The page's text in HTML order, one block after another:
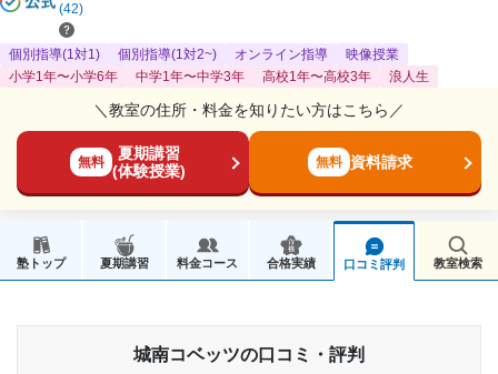
(42)
個別指導(1対1) 個別指導(1対2~) オンライン指導
映像授業
小学1年〜小学6年
中学1年〜中学3年 高校1年〜高校3年 浪人生
＼教室の住所・料金を知りたい方はこちら／
無料
夏期講習
(体験授業)
無料 資料請求
塾トップ 夏期講習 料金コース 合格実績 口コミ評判 教室検索
城南コベッツの口コミ・評判